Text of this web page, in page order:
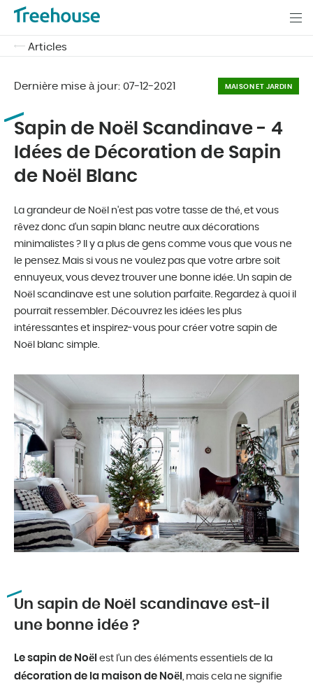
Articles
Dernière mise à jour: 07-12-2021 MAISON ET JARDIN
Sapin de Noël Scandinave - 4
Idées de Décoration de Sapin
de Noël Blanc
La grandeur de Noël n'est pas votre tasse de thé, et vous
rêvez donc d'un sapin blanc neutre aux décorations
minimalistes ? Il y a plus de gens comme vous que vous ne
le pensez. Mais si vous ne voulez pas que votre arbre soit
ennuyeux, vous devez trouver une bonne idée. Un sapin de
Noël scandinave est une solution parfaite. Regardez à quoi il
pourrait ressembler. Découvrez les idées les plus
intéressantes et inspirez-vous pour créer votre sapin de
Noël blanc simple.
Un sapin de Noël scandinave est-il
une bonne idée ?
Le sapin de Noël est l’un des éléments essentiels de la
décoration de la maison de Noël , mais cela ne signifie